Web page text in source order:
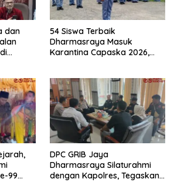
dan
54 Siswa Terbaik
Dharmasraya Masuk
Karantina Capaska 2026,
99
DPC GRIB Jaya
Dharmasraya Silaturahmi
dengan Kapolres, Tegaskan